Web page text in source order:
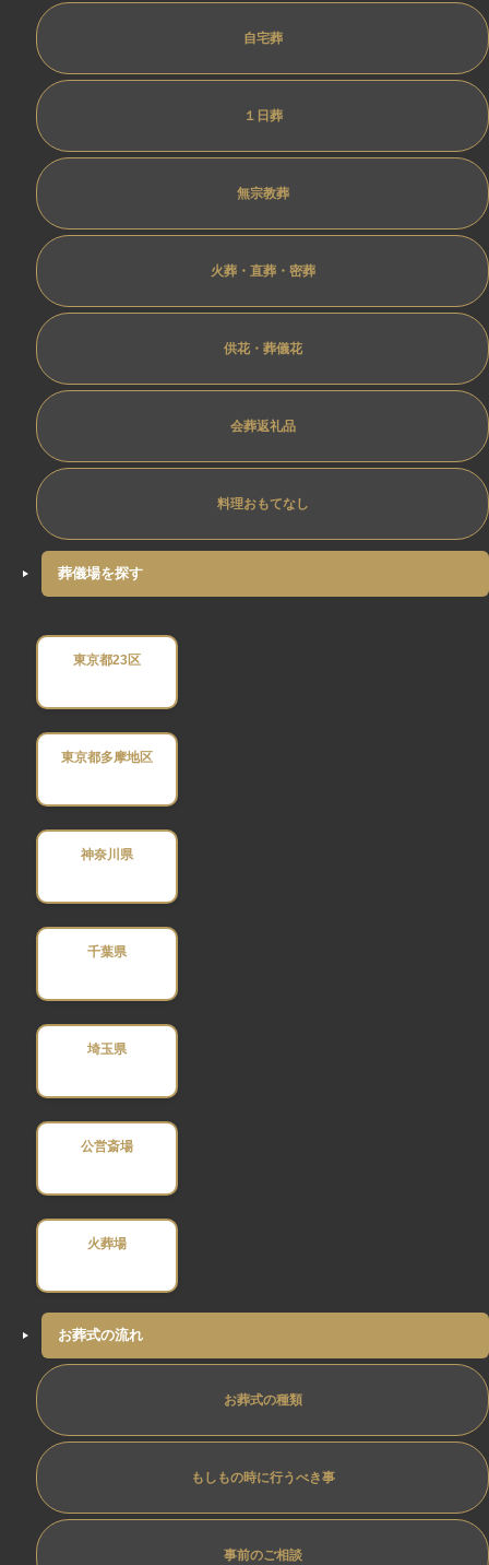
自宅葬
１日葬
無宗教葬
火葬・直葬・密葬
供花・葬儀花
会葬返礼品
料理おもてなし
葬儀場を探す
東京都23区
東京都多摩地区
神奈川県
千葉県
埼玉県
公営斎場
火葬場
お葬式の流れ
お葬式の種類
もしもの時に行うべき事
事前のご相談